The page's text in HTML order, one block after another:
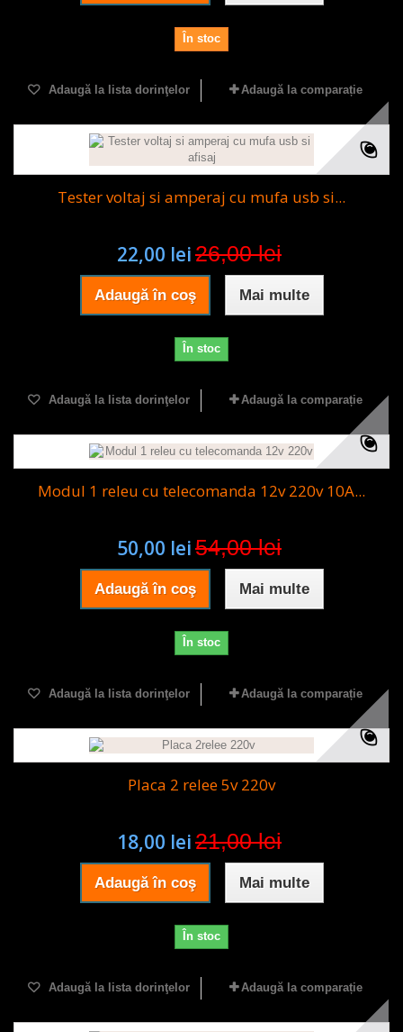
În stoc
Adaugă la lista dorinţelor Adaugă la comparație
Tester voltaj si amperaj cu mufa usb si...
22,00 lei26,00 lei
Adaugă în coş Mai multe
În stoc
Adaugă la lista dorinţelor Adaugă la comparație
Modul 1 releu cu telecomanda 12v 220v 10A...
50,00 lei54,00 lei
Adaugă în coş Mai multe
În stoc
Adaugă la lista dorinţelor Adaugă la comparație
Placa 2 relee 5v 220v
18,00 lei21,00 lei
Adaugă în coş Mai multe
În stoc
Adaugă la lista dorinţelor Adaugă la comparație